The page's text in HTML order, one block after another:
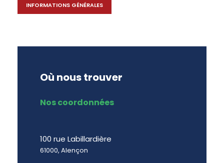
INFORMATIONS GÉNÉRALES
Où nous trouver
Nos coordonnées
100 rue Labillardière
61000, Alençon